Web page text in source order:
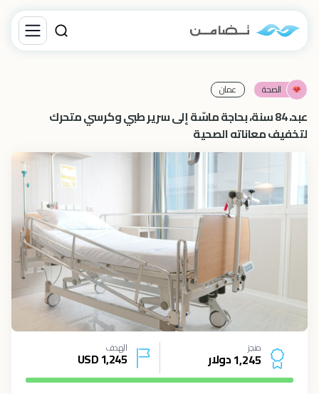
الصحة عمان
عبد، 84 سنة، بحاجة ماسّة إلى سرير طبي وكرسي متحرك
لتخفيف معاناته الصحية
منجز
1,245 دولار
الهدف
1,245
USD